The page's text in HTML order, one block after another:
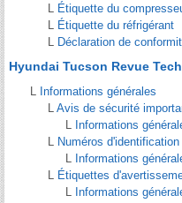
L Étiquette du
L Étiquette du réfrigérant
L Déclaration de
Hyundai Tucson Revue
L Informations générales
L Avis de sécurité
L Informations
L Numéros d'identification
L Informations
L Étiquettes
L Informations